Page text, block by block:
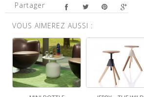
Partager
VOUS AIMEREZ AUSSI :